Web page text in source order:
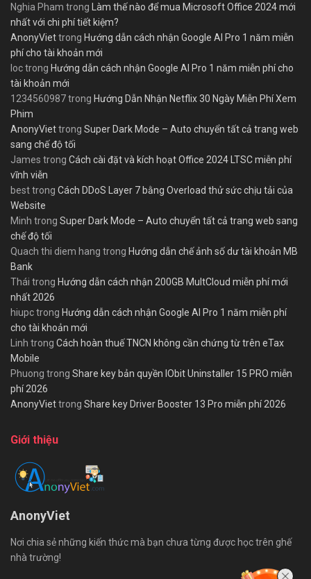
Nghia Pham trong Làm thế nào để mua Microsoft Office 2024 mới
nhất với chi phí tiết kiệm?
AnonyViettrong Hướng dẫn cách nhận Google AI Pro 1 năm miễn
phí cho tài khoản mới
loctrong Hướng dẫn cách nhận Google AI Pro 1 năm miễn phí cho
tài khoản mới
1234560987trong Hướng Dẫn Nhận Netflix 30 Ngày Miễn Phí Xem
Phim
AnonyViettrong Super Dark Mode – Auto chuyển tất cả trang web
sang chế độ tối
James trong Cách cài đặt và kích hoạt Office 2024 LTSC miễn phí
vĩnh viễn
besttrong Cách DDoS Layer 7 bằng Overload thử sức chịu tải của
Website
Minh trong Super Dark Mode – Auto chuyển tất cả trang web sang
chế độ tối
Quach thi diem hang trong Hướng dẫn chế ảnh số dư tài khoản MB
Bank
Thái trong Hướng dẫn cách nhận 200GB MultCloud miễn phí mới
nhất 2026
hiupctrong Hướng dẫn cách nhận Google AI Pro 1 năm miễn phí
cho tài khoản mới
Linh trong Cách hoàn thuế TNCN không cần chứng từ trên eTax
Mobile
Phuong trong Share key bản quyền IObit Uninstaller 15 PRO miễn
phí 2026
AnonyViettrong Share key Driver Booster 13 Pro miễn phí 2026
Giới thiệu
AnonyViet
Nơi chia sẻ những kiến thức mà bạn chưa từng được học trên ghế
nhà trường!